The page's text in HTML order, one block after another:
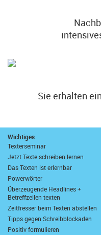
Sie erhalten
Wichtiges
Texterseminar
Jetzt Texte schreiben lernen
Das Texten ist erlernbar
Powerwörter
Überzeugende Headlines +
Betreffzeilen texten
Zeitfresser beim Texten abstellen
Tipps gegen Schreibblockaden
Positiv formulieren